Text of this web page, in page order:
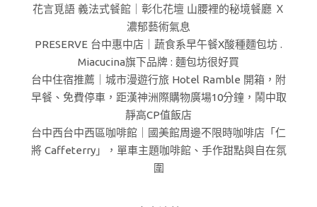
花言覓語 義法式餐館｜彰化花壇 山腰裡的秘境餐廳 Ｘ
濃郁藝術氣息
PRESERVE 台中惠中店｜蔬食系早午餐X酸種麵包坊 .
Miacucina旗下品牌 : 麵包坊很好買
台中住宿推薦｜城市漫遊行旅 Hotel Ramble 開箱，附
早餐、免費停車，距漢神洲際購物廣場10分鐘，鬧中取
靜高CP值飯店
台中西台中西區咖啡館｜國美館周邊不限時咖啡店「仁
將 Caffeterry」，單車主題咖啡館、手作甜點與自在氛
圍